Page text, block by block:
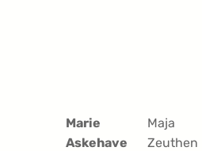
Marie
Askehave
Maja
Zeuthen